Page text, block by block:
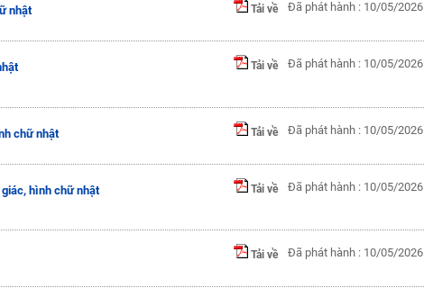
nhật Tải về Đã phát hành : 10/05/2026
Tải về Đã phát hành : 10/05/2026
chữ nhật Tải về Đã phát hành : 10/05/2026
hình chữ nhật Tải về Đã phát hành : 10/05/2026
Tải về Đã phát hành : 10/05/2026